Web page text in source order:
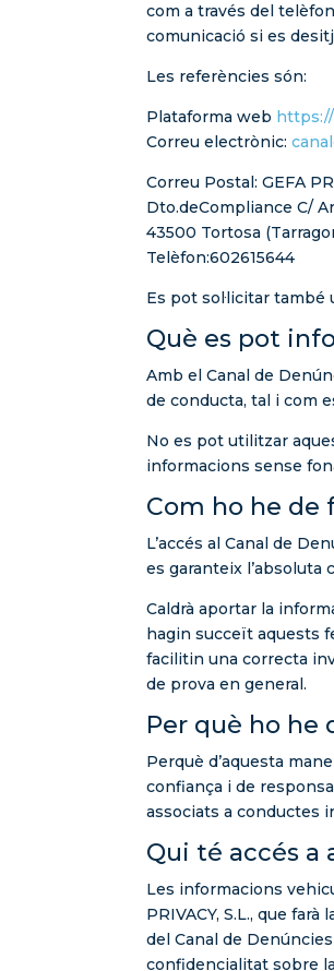
com a través del
comunicació si es
Les referències són:
Plataforma web
Correu electrònic:
Correu Postal: GEFA
Dto.deCompliance C/
43500 Tortosa
Telèfon:602615644
Es pot sol·licitar
Què es pot
Amb el Canal de
de conducta, tal i com
No es pot utilitzar
informacions sense
Com ho he de
L’accés al Canal de
es garanteix l’absoluta
Caldrà aportar la
hagin succeït aquests
facilitin una correcta
de prova en general.
Per què ho he
Perquè d’aquesta
confiança i de
associats a conductes
Qui té accés a
Les informacions
PRIVACY, S.L., que
del Canal de
confidencialitat sobre